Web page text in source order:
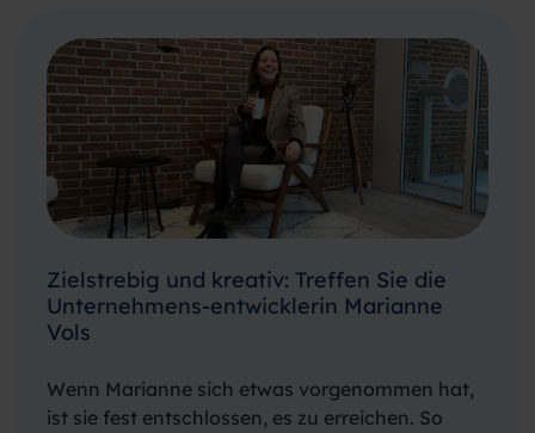
Zielstrebig und kreativ: Treffen Sie die
Unternehmens-entwicklerin Marianne
Vols
Wenn Marianne sich etwas vorgenommen hat,
ist sie fest entschlossen, es zu erreichen. So